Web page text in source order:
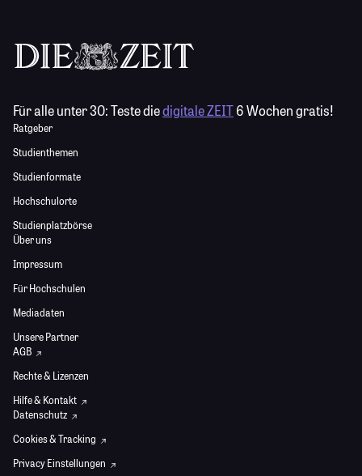
Für alle unter 30:Teste diedigitale ZEIT6 Wochen gratis!
Ratgeber
Studienthemen
Studienformate
Hochschulorte
Studienplatzbörse
Über uns
Impressum
Für Hochschulen
Mediadaten
Unsere Partner
AGB
Rechte & Lizenzen
Hilfe & Kontakt
Datenschutz
Cookies & Tracking
Privacy Einstellungen